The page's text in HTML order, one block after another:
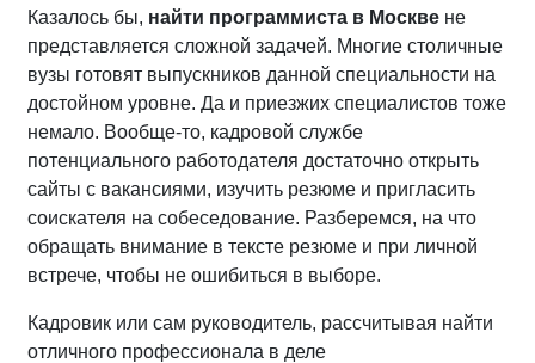
Казалось бы, найти программиста в Москве не
представляется сложной задачей. Многие столичные
вузы готовят выпускников данной специальности на
достойном уровне. Да и приезжих специалистов тоже
немало. Вообще-то, кадровой службе
потенциального работодателя достаточно открыть
сайты с вакансиями, изучить резюме и пригласить
соискателя на собеседование. Разберемся, на что
обращать внимание в тексте резюме и при личной
встрече, чтобы не ошибиться в выборе.
Кадровик или сам руководитель, рассчитывая найти
отличного профессионала в деле